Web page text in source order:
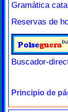
Gramática
Reservas de
Buscador-
Principio de